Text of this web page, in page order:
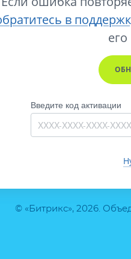
© «Битрикс», 2026.
в
его
Введите код активации